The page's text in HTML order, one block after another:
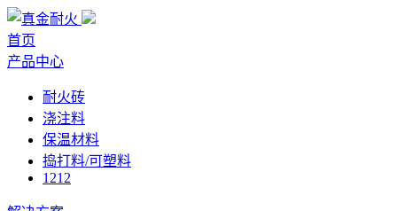
首页
产品中心
耐火砖
浇注料
保温材料
捣打料/可塑料
1212